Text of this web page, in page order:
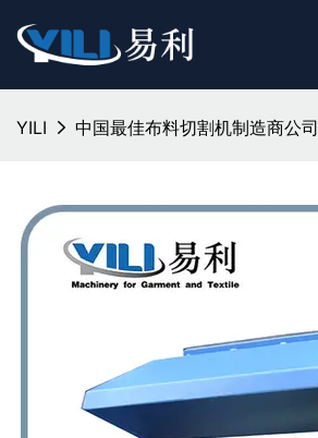
YILI 中国最佳布料切割机制造商公司